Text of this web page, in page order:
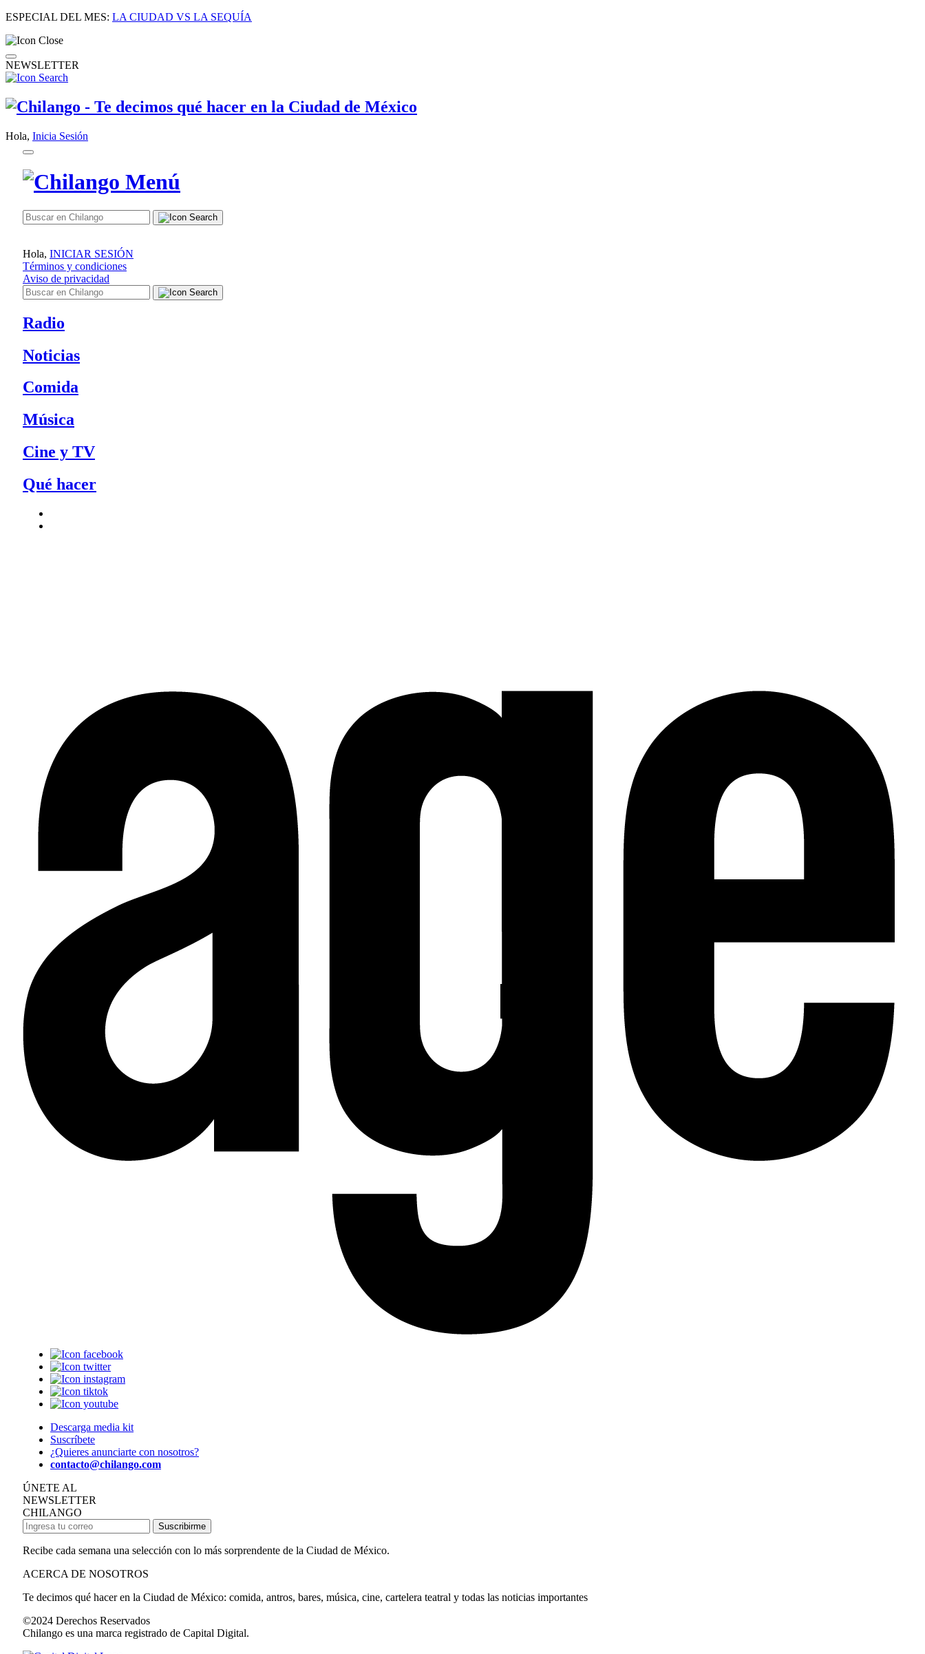
ESPECIAL DEL MES: LA CIUDAD VS LA SEQUÍA
NEWSLETTER
Hola, Inicia Sesión
Hola, INICIAR SESIÓN
Términos y condiciones
Aviso de privacidad
Radio
Noticias
Comida
Música
Cine y TV
Qué hacer
Descarga media kit
Suscríbete
¿Quieres anunciarte con nosotros?
contacto@chilango.com
ÚNETE AL
NEWSLETTER
CHILANGO
Suscribirme
Recibe cada semana una selección con lo más sorprendente de la Ciudad de México.
ACERCA DE NOSOTROS
Te decimos qué hacer en la Ciudad de México: comida, antros, bares, música, cine, cartelera teatral y todas las noticias importantes
©2024 Derechos Reservados
Chilango es una marca registrado de Capital Digital.